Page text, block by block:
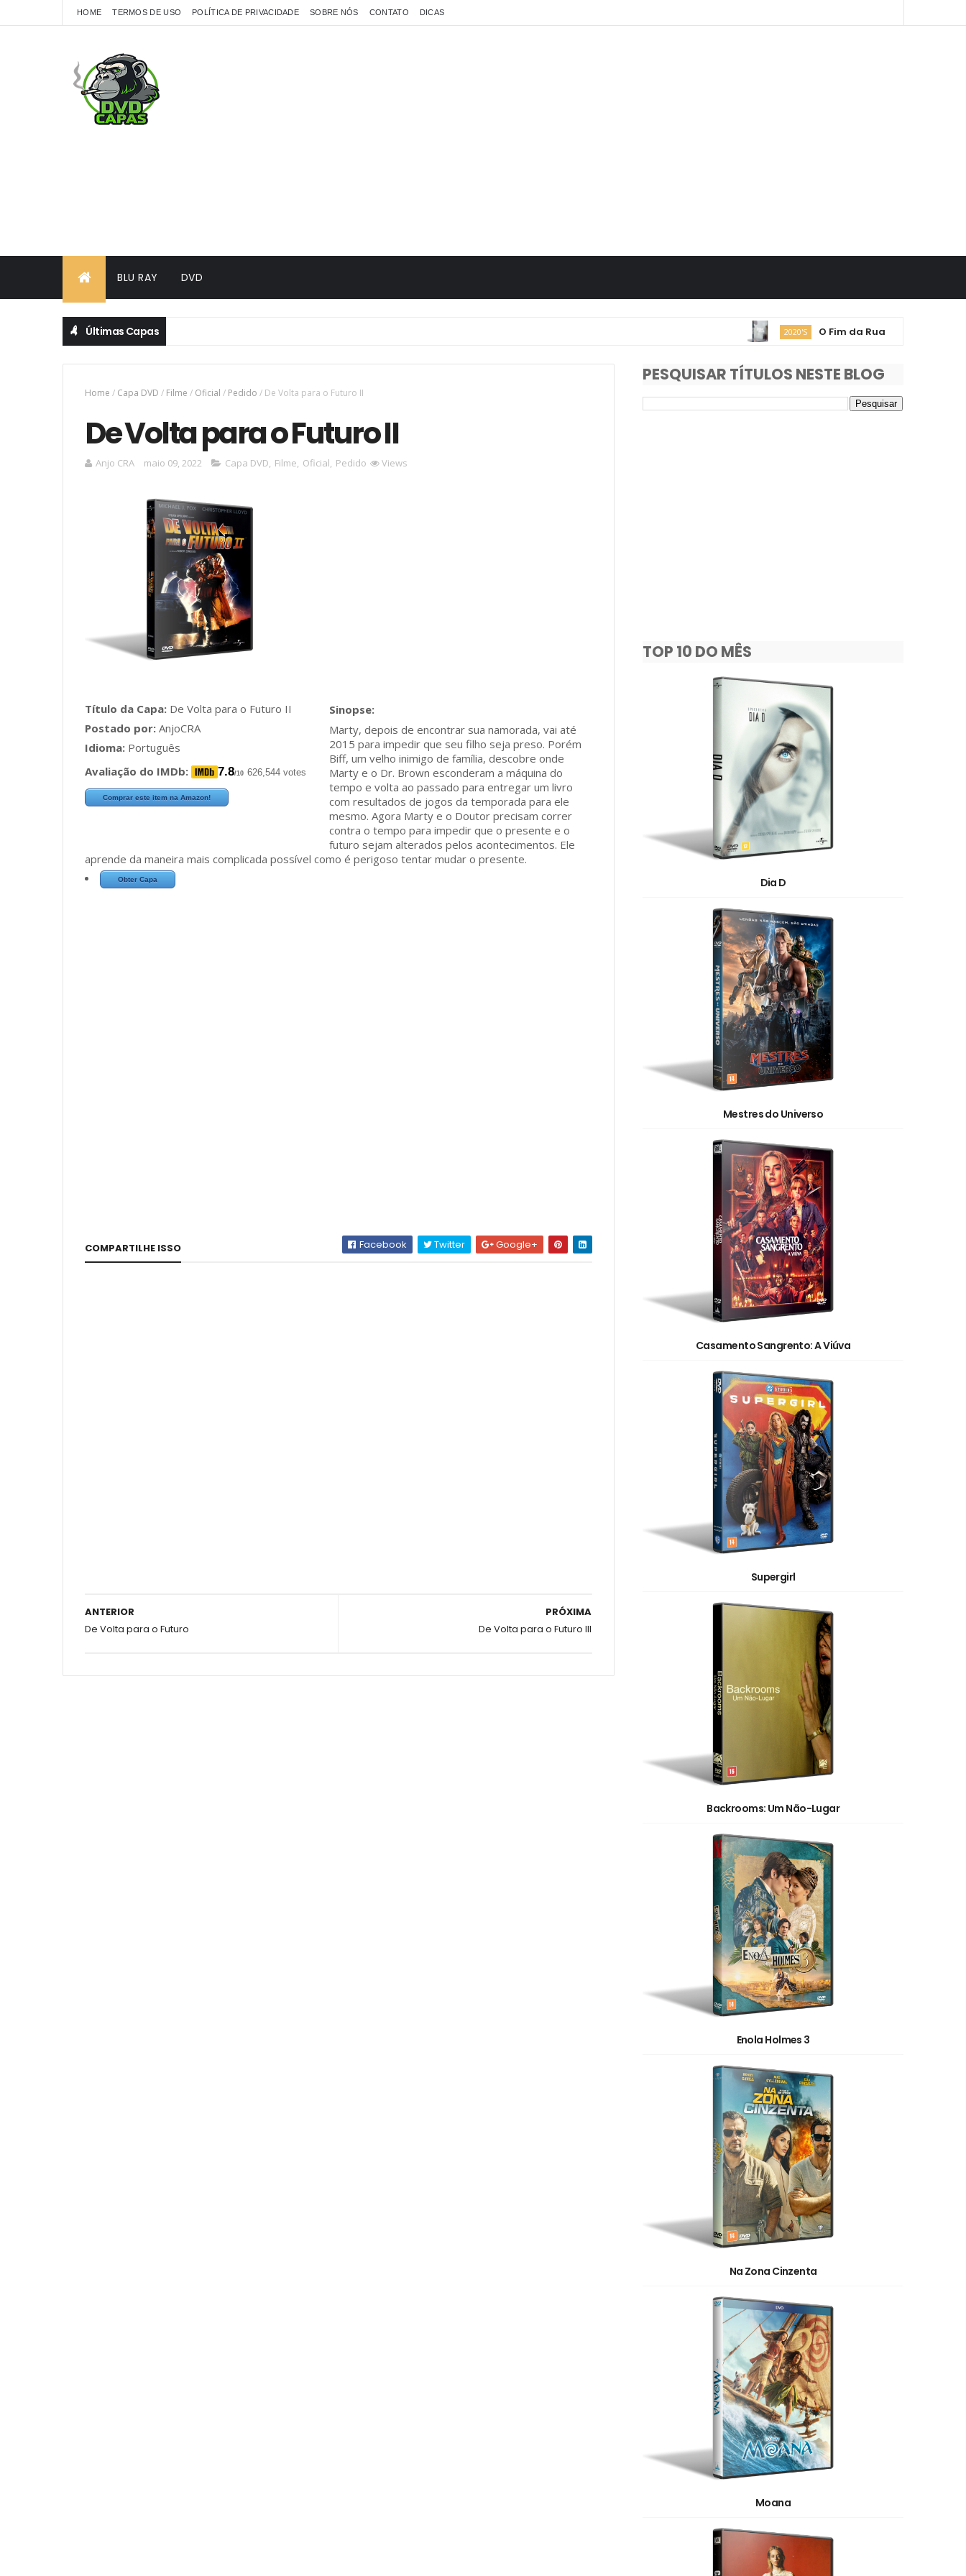
HOME TERMOS DE USO POLÍTICA DE PRIVACIDADE SOBRE NÓS CONTATO DICAS
BLU RAY DVD
Últimas Capas 2020'S O Fim da Rua
Home / Capa DVD / Filme / Oficial / Pedido / De Volta para o Futuro II
De Volta para o Futuro II
Anjo CRA maio 09, 2022 Capa DVD, Filme, Oficial, Pedido Views
Título da Capa: De Volta para o Futuro II
Postado por: AnjoCRA
Idioma: Português
Avaliação do IMDb:
7.8/10 626,544 votes
Comprar este item na Amazon!
Marty, depois de encontrar sua namorada, vai até
2015 para impedir que seu filho seja preso. Porém
Biff, um velho inimigo de família, descobre onde
Marty e o Dr. Brown esconderam a máquina do
tempo e volta ao passado para entregar um livro
com resultados de jogos da temporada para ele
mesmo. Agora Marty e o Doutor precisam correr
contra o tempo para impedir que o presente e o
futuro sejam alterados pelos acontecimentos. Ele
aprende da maneira mais complicada possível como é perigoso tentar mudar o presente.
Obter Capa
COMPARTILHE ISSO Facebook Twitter Google+
PRÓXIMA
De Volta para o Futuro III
ANTERIOR
De Volta para o Futuro
PESQUISAR TÍTULOS NESTE BLOG
TOP 10 DO MÊS
Dia D
Mestres do Universo
Casamento Sangrento: A Viúva
Supergirl
Backrooms: Um Não-Lugar
Enola Holmes 3
Na Zona Cinzenta
Moana